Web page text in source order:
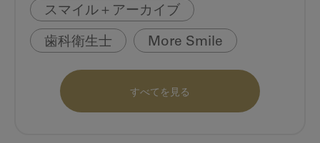
スマイル＋アーカイブ
歯科衛生士 More Smile
お悩み相談室 動画 書籍
book
すべてを見る